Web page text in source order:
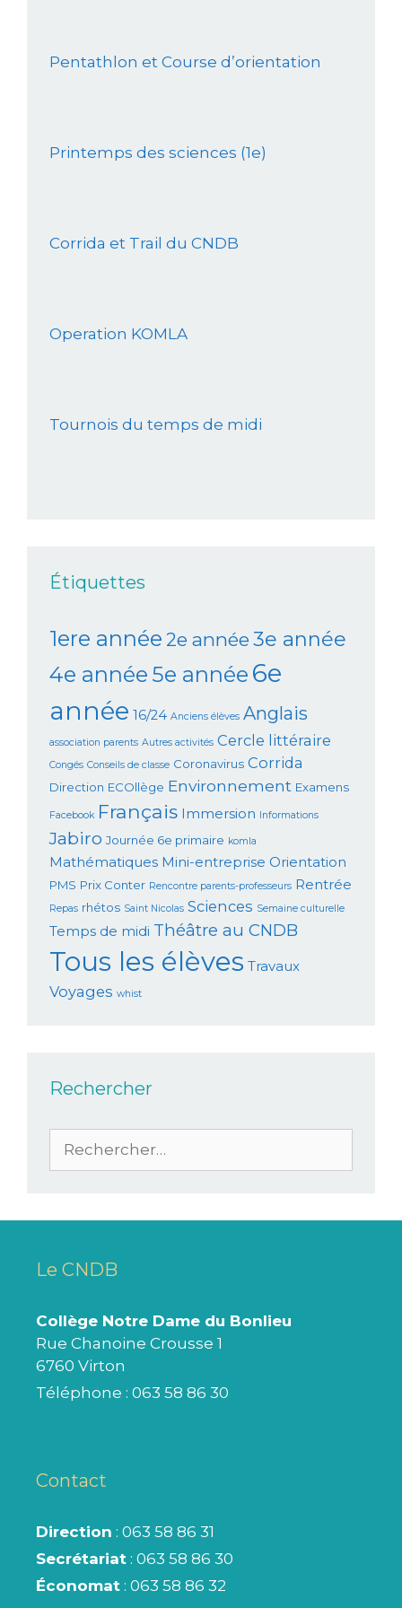
Pentathlon et Course d’orientation
Printemps des sciences (1e)
Corrida et Trail du CNDB
Operation KOMLA
Tournois du temps de midi
Étiquettes
1ere année 2e année 3e année
4e année 5e année 6e
année 16/24 Anciens élèves Anglais
association parents Autres activités Cercle littéraire
Congés Conseils de classe Coronavirus Corrida
Direction ECOllège Environnement Examens
Facebook Français Immersion Informations
Jabiro Journée 6e primaire komla
Mathématiques Mini-entreprise Orientation
PMS Prix Conter Rencontre parents-professeurs Rentrée
Repas rhétos Saint Nicolas Sciences Semaine culturelle
Temps de midi Théâtre au CNDB
Tous les élèves Travaux
Voyages whist
Rechercher
Le CNDB
Collège Notre Dame du Bonlieu
Rue Chanoine Crousse 1
6760 Virton
Téléphone : 063 58 86 30
Contact
Direction : 063 58 86 31
Secrétariat : 063 58 86 30
Économat : 063 58 86 32